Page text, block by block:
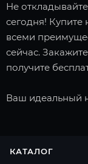
Не
сегодня! Купите
всеми
сейчас.
получите
Ваш идеальный
КАТАЛОГ